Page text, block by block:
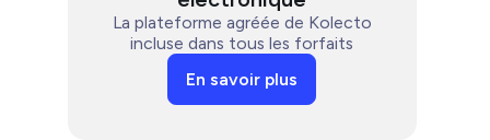
La plateforme agréée de Kolecto
incluse dans tous les forfaits
En savoir plus